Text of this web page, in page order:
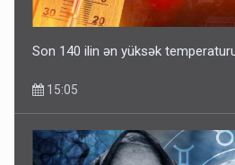
Son 140 ilin ən yüksək temperaturu
15:05